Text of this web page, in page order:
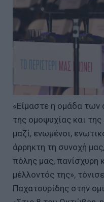
«Είμαστε η ομάδα
της ομοψυχίας και της
μαζί, ενωμένοι,
άρρηκτη τη συνοχή
πόλης μας, πανίσχυρη
μέλλοντός της»,
Παχατουρίδης στην